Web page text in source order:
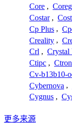
Core ,
Costar ,
Cp Plus ,
Creality ,
Crl , Crystal
Ctipc ,
Cv-b13b10-
Cybernova ,
Cygnus ,
更多来源